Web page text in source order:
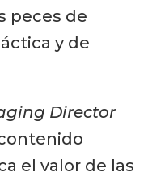
peces de
y de
Director
el valor de las